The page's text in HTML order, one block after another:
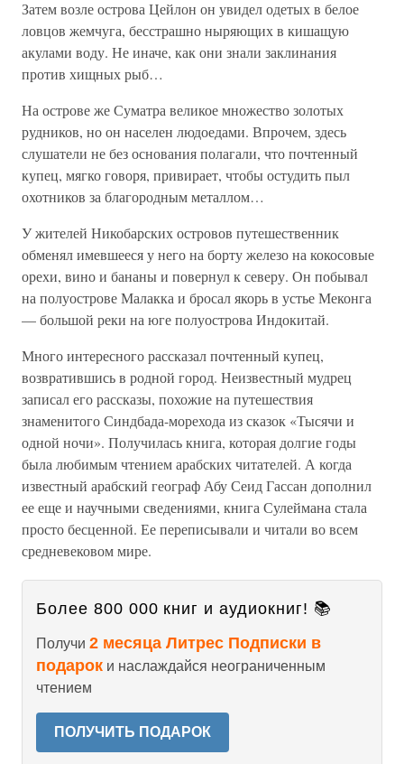
Затем возле острова Цейлон он увидел одетых в белое
ловцов жемчуга, бесстрашно ныряющих в кишащую
акулами воду. Не иначе, как они знали заклинания
против хищных рыб…
На острове же Суматра великое множество золотых
рудников, но он населен людоедами. Впрочем, здесь
слушатели не без основания полагали, что почтенный
купец, мягко говоря, привирает, чтобы остудить пыл
охотников за благородным металлом…
У жителей Никобарских островов путешественник
обменял имевшееся у него на борту железо на кокосовые
орехи, вино и бананы и повернул к северу. Он побывал
на полуострове Малакка и бросал якорь в устье Меконга
— большой реки на юге полуострова Индокитай.
Много интересного рассказал почтенный купец,
возвратившись в родной город. Неизвестный мудрец
записал его рассказы, похожие на путешествия
знаменитого Синдбада-морехода из сказок «Тысячи и
одной ночи». Получилась книга, которая долгие годы
была любимым чтением арабских читателей. А когда
известный арабский географ Абу Сеид Гассан дополнил
ее еще и научными сведениями, книга Сулеймана стала
просто бесценной. Ее переписывали и читали во всем
средневековом мире.
Более 800 000 книг и аудиокниг! 📚
Получи 2 месяца Литрес Подписки в
подарок и наслаждайся неограниченным
чтением
ПОЛУЧИТЬ ПОДАРОК